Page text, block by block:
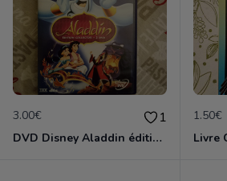
3.00€ 1
DVD Disney Aladdin édition collector
1.50€
Livre